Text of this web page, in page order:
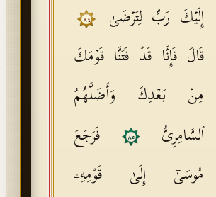
إِلَیۡكَ رَبِّ لِتَرۡضَىٰ
٨٤
قَالَ فَإِنَّا قَدۡ فَتَنَّا قَوۡمَكَ
مِنۢ بَعۡدِكَ وَأَضَلَّهُمُ
ٱلسَّامِرِیُّ
٨٥
فَرَجَعَ
مُوسَىٰۤ إِلَىٰ قَوۡمِهِۦ